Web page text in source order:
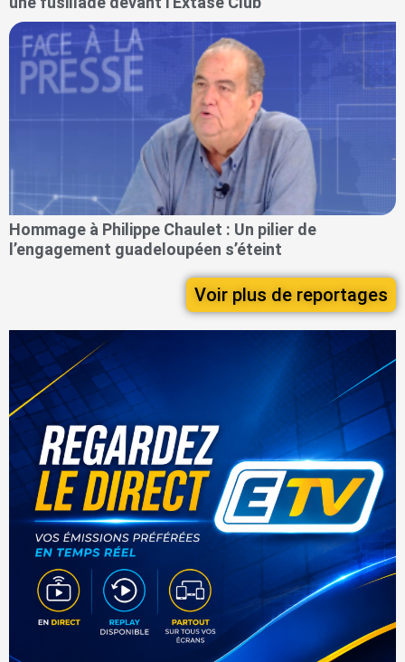
Hommage à Philippe Chaulet : Un pilier de
l’engagement guadeloupéen s’éteint
Voir plus de reportages